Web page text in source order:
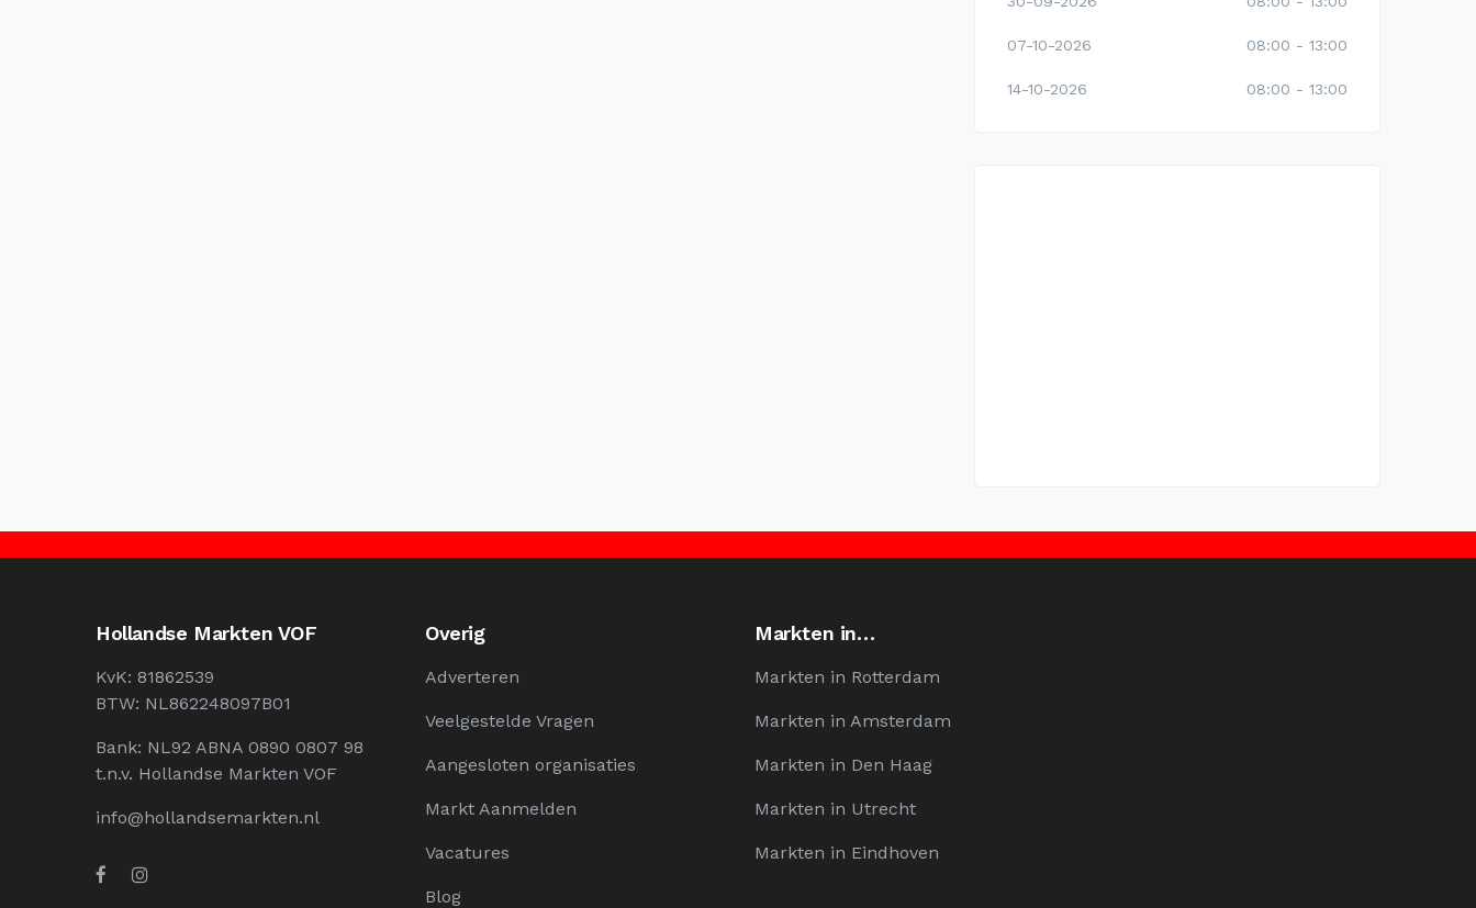
07-10-2026 08:00 - 13:00
14-10-2026 08:00 - 13:00
Hollandse Markten VOF
KvK: 81862539
BTW: NL862248097B01
Bank: NL92 ABNA 0890 0807 98
t.n.v. Hollandse Markten VOF
info@hollandsemarkten.nl
Overig
Adverteren
Veelgestelde Vragen
Aangesloten organisaties
Markt Aanmelden
Vacatures
Blog
Markten in…
Markten in Rotterdam
Markten in Amsterdam
Markten in Den Haag
Markten in Utrecht
Markten in Eindhoven